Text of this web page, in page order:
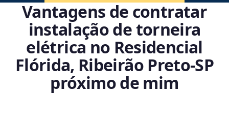
Vantagens de contratar
instalação de torneira
elétrica no Residencial
Flórida, Ribeirão Preto‑SP
próximo de mim